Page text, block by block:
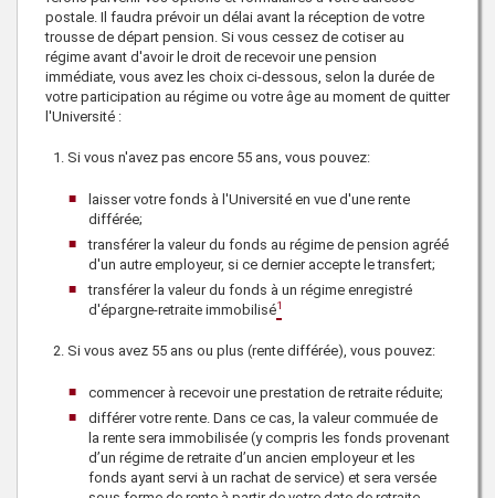
postale. Il faudra prévoir un délai avant la réception de votre
trousse de départ pension. Si vous cessez de cotiser au
régime avant d'avoir le droit de recevoir une pension
immédiate, vous avez les choix ci-dessous, selon la durée de
votre participation au régime ou votre âge au moment de quitter
l'Université :
Si vous n'avez pas encore 55 ans, vous pouvez:
laisser votre fonds à l'Université en vue d'une rente
différée;
transférer la valeur du fonds au régime de pension agréé
d'un autre employeur, si ce dernier accepte le transfert;
transférer la valeur du fonds à un régime enregistré
d'épargne-retraite immobilisé1
Si vous avez 55 ans ou plus (rente différée), vous pouvez:
commencer à recevoir une prestation de retraite réduite;
différer votre rente. Dans ce cas, la valeur commuée de
la rente sera immobilisée (y compris les fonds provenant
d’un régime de retraite d’un ancien employeur et les
fonds ayant servi à un rachat de service) et sera versée